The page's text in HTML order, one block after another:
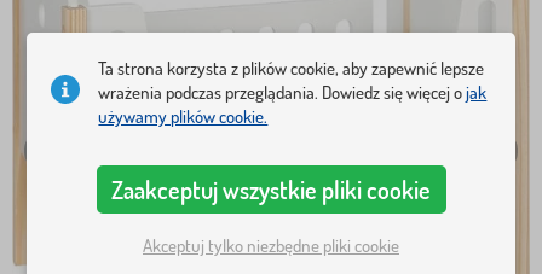
Ta strona korzysta z plików cookie, aby zapewnić lepsze
wrażenia podczas przeglądania. Dowiedz się więcej ojak
używamy plików cookie.
Zaakceptuj wszystkie pliki cookie
Akceptuj tylko niezbędne pliki cookie